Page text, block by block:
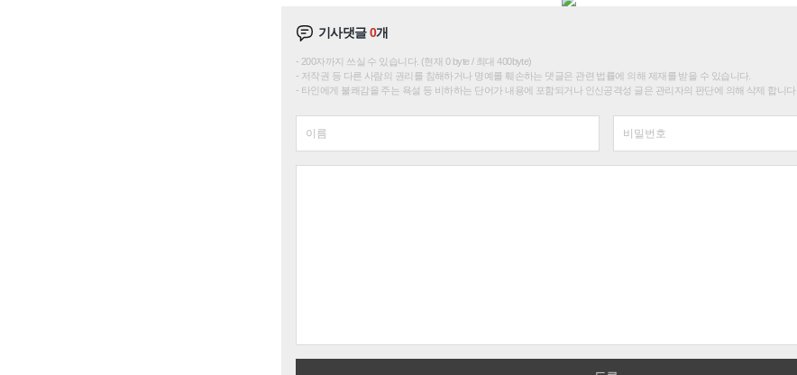
기사댓글0개
200자까지 쓰실 수 있습니다. (현재 0 byte / 최대 400byte)
저작권 등 다른 사람의 권리를 침해하거나 명예를 훼손하는 댓글은 관련 법률에 의해 제재를 받을 수 있습니다.
타인에게 불쾌감을 주는 욕설 등 비하하는 단어가 내용에 포함되거나 인신공격성 글은 관리자의 판단에 의해 삭제 합니다.